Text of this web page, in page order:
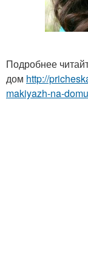
Подробнее
дом http://
makiyazh-na-